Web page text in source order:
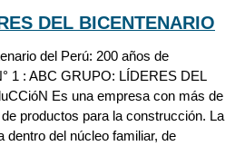
DEL BICENTENARIO
del Perú: 200 años de
1 : ABC GRUPO: LÍDERES DEL
Es una empresa con más de
productos para la construcción. La
dentro del núcleo familiar, de